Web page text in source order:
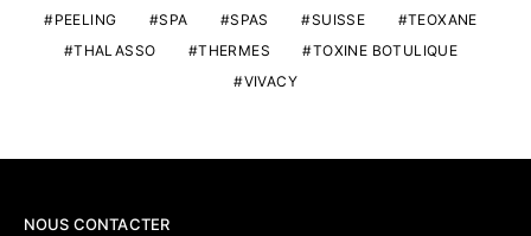
PEELING
SPA SPAS SUISSE
TEOXANE
THALASSO
THERMES
TOXINE BOTULIQUE
VIVACY
NOUS CONTACTER